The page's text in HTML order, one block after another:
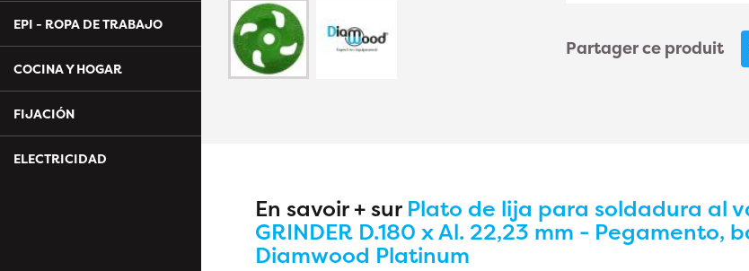
EPI - ROPA DE TRABAJO
COCINA Y HOGAR
FIJACIÓN
ELECTRICIDAD
Partager ce produit
En savoir + sur Plato de lija para soldadura al
GRINDER D.180 x Al. 22,23 mm - Pegamento,
Diamwood Platinum